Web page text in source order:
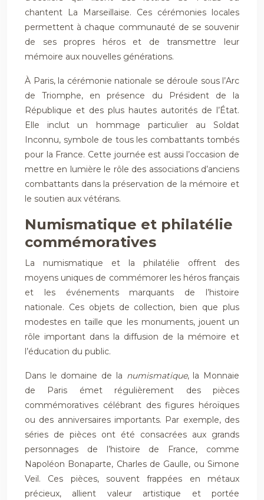
chantent La Marseillaise. Ces cérémonies locales
permettent à chaque communauté de se souvenir
de ses propres héros et de transmettre leur
mémoire aux nouvelles générations.
À Paris, la cérémonie nationale se déroule sous l’Arc
de Triomphe, en présence du Président de la
République et des plus hautes autorités de l’État.
Elle inclut un hommage particulier au Soldat
Inconnu, symbole de tous les combattants tombés
pour la France. Cette journée est aussi l’occasion de
mettre en lumière le rôle des associations d’anciens
combattants dans la préservation de la mémoire et
le soutien aux vétérans.
Numismatique et philatélie
commémoratives
La numismatique et la philatélie offrent des
moyens uniques de commémorer les héros français
et les événements marquants de l’histoire
nationale. Ces objets de collection, bien que plus
modestes en taille que les monuments, jouent un
rôle important dans la diffusion de la mémoire et
l’éducation du public.
Dans le domaine de la numismatique, la Monnaie
de Paris émet régulièrement des pièces
commémoratives célébrant des figures héroïques
ou des anniversaires importants. Par exemple, des
séries de pièces ont été consacrées aux grands
personnages de l’histoire de France, comme
Napoléon Bonaparte, Charles de Gaulle, ou Simone
Veil. Ces pièces, souvent frappées en métaux
précieux, allient valeur artistique et portée